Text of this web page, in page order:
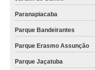
Paranapiacaba
Parque Bandeirantes
Parque Erasmo Assunção
Parque Jaçatuba